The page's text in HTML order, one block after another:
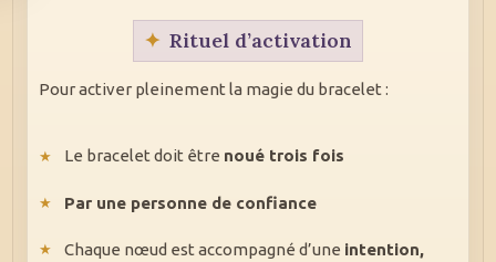
Rituel d’activation
Pour activer pleinement la magie du bracelet :
Le bracelet doit être noué trois fois
Par une personne de confiance
Chaque nœud est accompagné d’une intention,